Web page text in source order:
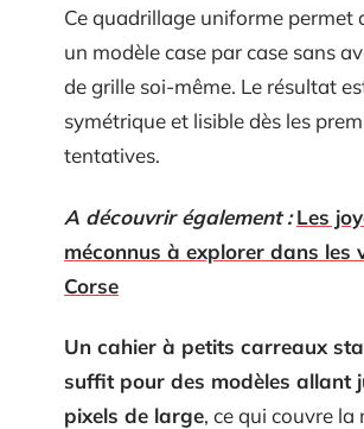
Ce quadrillage uniforme permet
un modèle case par case sans
de grille soi-même. Le résultat
symétrique et lisible dès les
tentatives.
A découvrir également : Les
méconnus à explorer dans les
Corse
Un cahier à petits carreaux
suffit pour des modèles allant
pixels de large, ce qui couvre la